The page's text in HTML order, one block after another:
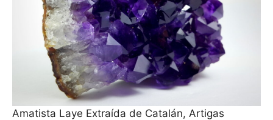
Amatista Laye Extraída de Catalán, Artigas